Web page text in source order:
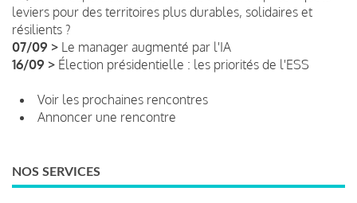
leviers pour des territoires plus durables, solidaires et
résilients ?
07/09 > Le manager augmenté par l'IA
16/09 > Élection présidentielle : les priorités de l'ESS
Voir les prochaines rencontres
Annoncer une rencontre
NOS SERVICES